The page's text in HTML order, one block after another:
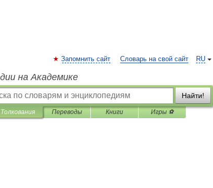
RU
Запомнить сайт Словарь на свой сайт
на Академике
Найти!
Толкования Переводы Книги Игры ⚽